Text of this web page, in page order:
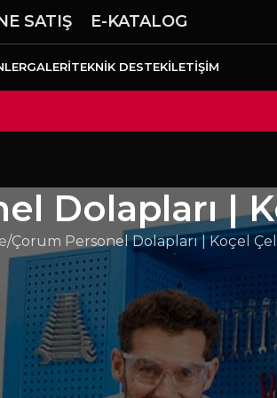
SATIŞ E-KATALOG
GALERITEKNIK DESTEKİLETIŞIM
Dolapları |
Çorum Personel Dolapları | Koçel
için personel dolapları
bileşenler, ağır endüstriyel
yalın üretim kültürünü
arama süreleri azalır ve